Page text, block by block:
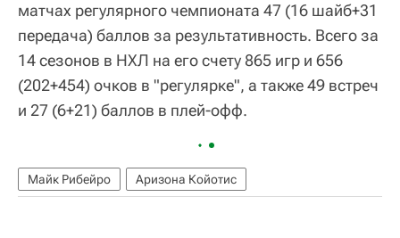
матчах регулярного чемпионата 47 (16 шайб+31
передача) баллов за результативность. Всего за
14 сезонов в НХЛ на его счету 865 игр и 656
(202+454) очков в "регулярке", а также 49 встреч
и 27 (6+21) баллов в плей-офф.
Майк Рибейро Аризона Койотис